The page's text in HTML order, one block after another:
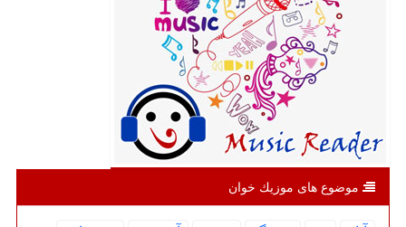
موضوع های موزیك خوان